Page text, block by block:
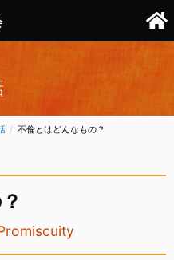
CURRENT:
不倫とはどんなもの？